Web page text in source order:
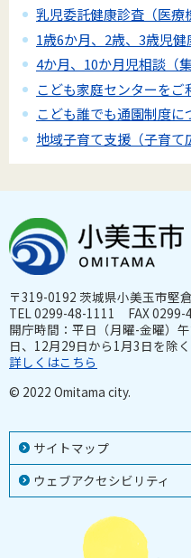
乳児委託健康診査（医療
1歳6か月、2歳、3歳児健
4か月、10か月児相談（集
こども家庭センターをご
こども誰でも通園制度に
地域子育て支援（子育て
サイトマップ
ウェブアクセシビリティ
〒319-0192 茨城県小美玉市堅
TEL 0299-48-1111 FAX 0299-
開庁時間：平日（月曜-金曜）
日、12月29日から1月3日を除
詳しくはこちら
© 2022 Omitama city.